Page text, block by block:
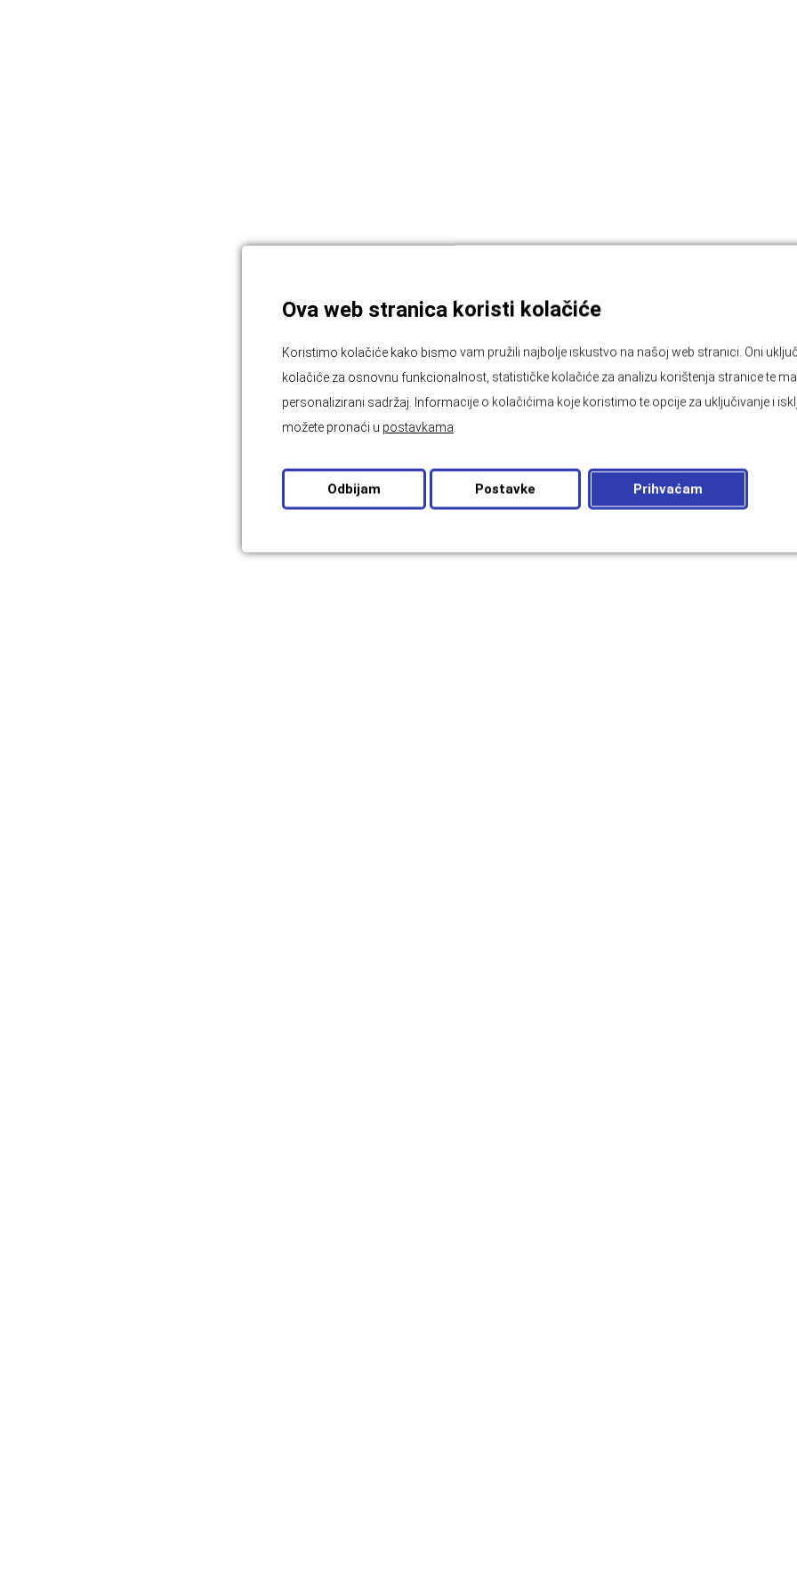
Ova web stranica koristi kolačiće
Koristimo kolačiće kako bismo vam pružili najbolje iskustvo na našoj web stranici. Oni
kolačiće za osnovnu funkcionalnost, statističke kolačiće za analizu korištenja stranice te
personalizirani sadržaj. Informacije o kolačićima koje koristimo te opcije za uključivanje i
možete pronaći u postavkama
Prihvaćam
Odbijam Postavke